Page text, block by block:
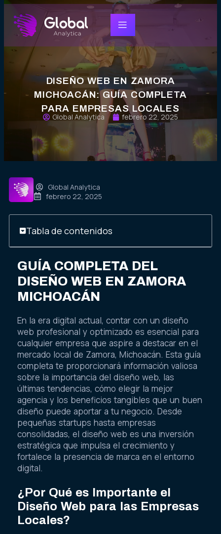
DISEÑO WEB EN ZAMORA
MICHOACÁN: GUÍA COMPLETA
PARA EMPRESAS LOCALES
Global Analytica febrero 22, 2025
Global Analytica
febrero 22, 2025
Tabla de contenidos
GUÍA COMPLETA DEL
DISEÑO WEB EN ZAMORA
MICHOACÁN
En la era digital actual, contar con un diseño
web profesional y optimizado es esencial para
cualquier empresa que aspire a destacar en el
mercado local de Zamora, Michoacán. Esta guía
completa te proporcionará información valiosa
sobre la importancia del diseño web, las
últimas tendencias, cómo elegir la mejor
agencia y los beneficios tangibles que un buen
diseño puede aportar a tu negocio. Desde
pequeñas startups hasta empresas
consolidadas, el diseño web es una inversión
estratégica que impulsa el crecimiento y
fortalece la presencia de marca en el entorno
digital.
¿Por Qué es Importante el
Diseño Web para las Empresas
Locales?